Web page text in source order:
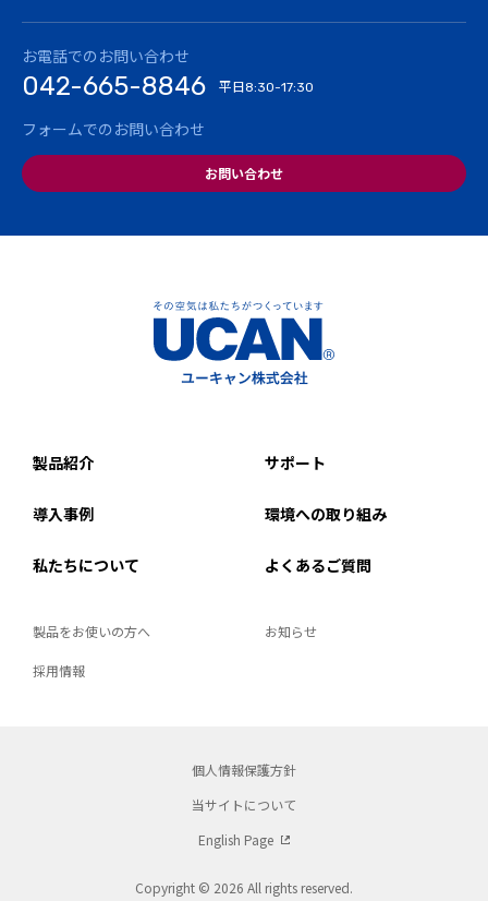
お電話でのお問い合わせ
042-665-8846 平日8:30-17:30
フォームでのお問い合わせ
お問い合わせ
製品紹介 サポート
導入事例 環境への取り組み
私たちについて よくあるご質問
製品をお使いの方へ お知らせ
採用情報
個人情報保護方針
当サイトについて
English Page
Copyright © 2026 All rights reserved.